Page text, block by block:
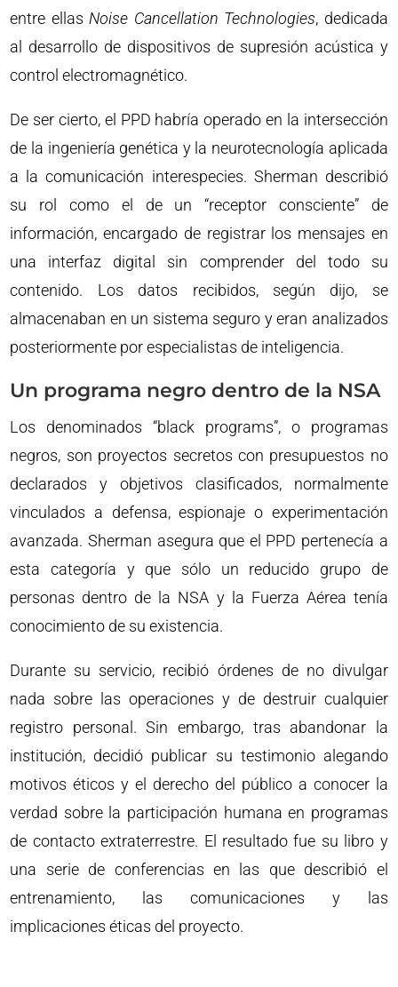
entre ellas Noise Cancellation Technologies, dedicada
al desarrollo de dispositivos de supresión acústica y
control electromagnético.
De ser cierto, el PPD habría operado en la intersección
de la ingeniería genética y la neurotecnología aplicada
a la comunicación interespecies. Sherman describió
su rol como el de un “receptor consciente” de
información, encargado de registrar los mensajes en
una interfaz digital sin comprender del todo su
contenido. Los datos recibidos, según dijo, se
almacenaban en un sistema seguro y eran analizados
posteriormente por especialistas de inteligencia.
Un programa negro dentro de la NSA
Los denominados “black programs”, o programas
negros, son proyectos secretos con presupuestos no
declarados y objetivos clasificados, normalmente
vinculados a defensa, espionaje o experimentación
avanzada. Sherman asegura que el PPD pertenecía a
esta categoría y que sólo un reducido grupo de
personas dentro de la NSA y la Fuerza Aérea tenía
conocimiento de su existencia.
Durante su servicio, recibió órdenes de no divulgar
nada sobre las operaciones y de destruir cualquier
registro personal. Sin embargo, tras abandonar la
institución, decidió publicar su testimonio alegando
motivos éticos y el derecho del público a conocer la
verdad sobre la participación humana en programas
de contacto extraterrestre. El resultado fue su libro y
una serie de conferencias en las que describió el
entrenamiento, las comunicaciones y las
implicaciones éticas del proyecto.